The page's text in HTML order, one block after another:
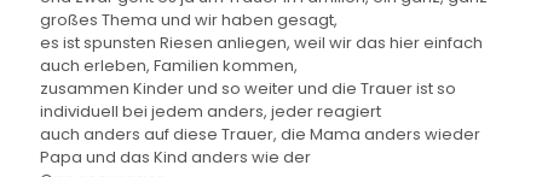
großes Thema und wir haben gesagt,
es ist spunsten Riesen anliegen, weil wir das hier einfach
auch erleben, Familien kommen,
zusammen Kinder und so weiter und die Trauer ist so
individuell bei jedem anders, jeder reagiert
auch anders auf diese Trauer, die Mama anders wieder
Papa und das Kind anders wie der